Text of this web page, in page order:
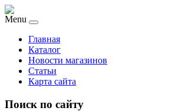
Menu
Главная
Каталог
Новости магазинов
Статьи
Карта сайта
Поиск по сайту